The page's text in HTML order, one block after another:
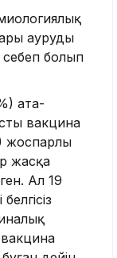
аурудың
себеп болып
ата-
вакцина
жоспарлы
жасқа
Ал 19